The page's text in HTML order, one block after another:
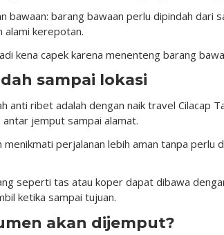
bawaan: barang bawaan perlu dipindah dari
alami kerepotan.
kena capek karena menenteng barang
sampai lokasi
anti ribet adalah dengan naik travel Cilacap
antar jemput sampai alamat.
menikmati perjalanan lebih aman tanpa
seperti tas atau koper dapat dibawa
ketika sampai tujuan.
akan dijemput?